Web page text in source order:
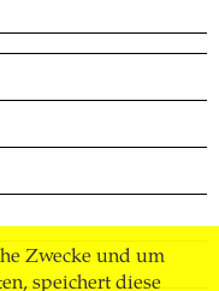
Zwecke und um
speichert diese